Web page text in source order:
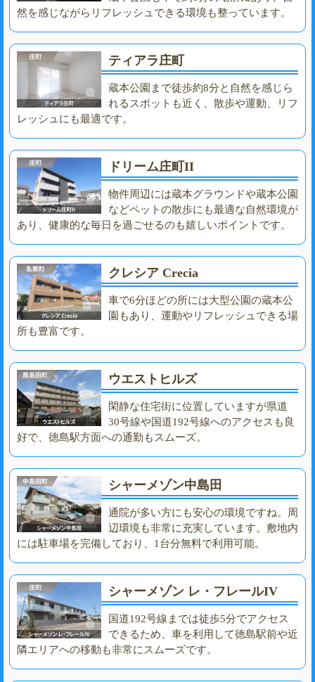
然を感じながらリフレッシュできる環境も整っています。
ティアラ庄町
蔵本公園まで徒歩約8分と自然を感じら
れるスポットも近く、散歩や運動、リフ
レッシュにも最適です。
ドリーム庄町II
物件周辺には蔵本グラウンドや蔵本公園
などペットの散歩にも最適な自然環境が
あり、健康的な毎日を過ごせるのも嬉しいポイントです。
クレシア Crecia
車で6分ほどの所には大型公園の蔵本公
園もあり、運動やリフレッシュできる場
所も豊富です。
ウエストヒルズ
閑静な住宅街に位置していますが県道
30号線や国道192号線へのアクセスも良
好で、徳島駅方面への通勤もスムーズ。
シャーメゾン中島田
通院が多い方にも安心の環境ですね。周
辺環境も非常に充実しています。敷地内
には駐車場を完備しており、1台分無料で利用可能。
シャーメゾン レ・フレールIV
国道192号線までは徒歩5分でアクセス
できるため、車を利用して徳島駅前や近
隣エリアへの移動も非常にスムーズです。